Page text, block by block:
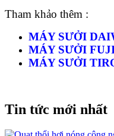
Tham khảo thêm :
MÁY SƯỞI
MÁY SƯỞI
MÁY SƯỞI
Tin tức mới nhất